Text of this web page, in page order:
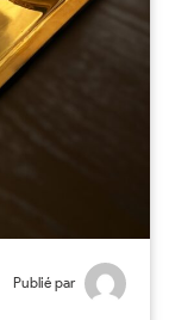
Publié par